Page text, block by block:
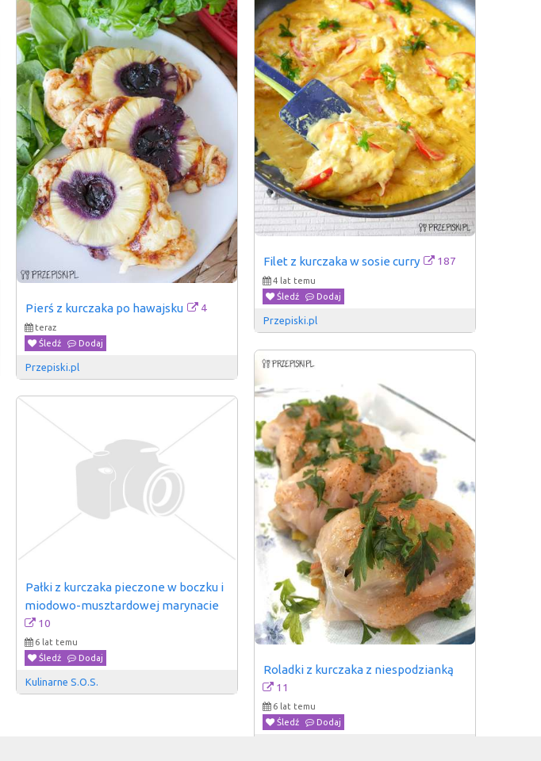
Filet z kurczaka w sosie curry 187
4 lat temu
Śledź
Dodaj
Przepiski.pl
Pierś z kurczaka po hawajsku 4
teraz
Śledź
Dodaj
Przepiski.pl
Roladki z kurczaka z niespodzianką
11
6 lat temu
Śledź
Dodaj
Pałki z kurczaka pieczone w boczku i
miodowo-musztardowej marynacie
10
6 lat temu
Śledź
Dodaj
Kulinarne S.O.S.